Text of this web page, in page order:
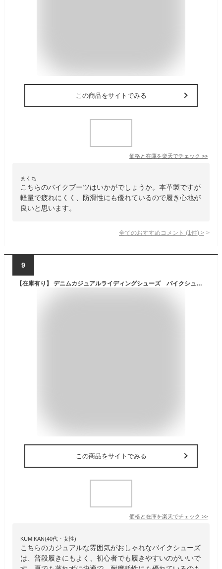
この商品をサイトでみる
価格と在庫を楽天でチェック >>
まくち
こちらのバイクブーツはいかがでしょうか。本革製ですが
軽量で疲れにくく、防滑性にも優れているので履き心地が
良いと思います。
全てのおすすめコメント (1 件) >
9
【在庫有り】 デニムカジュアルライディングシューズ バイクシューズ 普段履き スニーカー 初心者 おしゃれ ジーンズ 春 夏 秋 冬 メンズ レディース ユニセックス SCOYCO(スコイコ) MT016-2 DENIM
この商品をサイトでみる
価格と在庫を楽天でチェック >>
KUMIKAN(40代・女性)
こちらのカジュアルな雰囲気がおしゃれなバイクシューズ
は、普段履きにもよく、初心者でも履きやすいのがいいで